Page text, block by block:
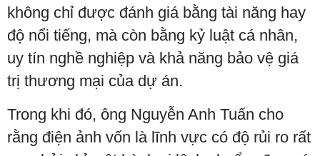
không chỉ được đánh giá bằng tài năng hay
độ nổi tiếng, mà còn bằng kỷ luật cá nhân,
uy tín nghề nghiệp và khả năng bảo vệ giá
trị thương mại của dự án.
Trong khi đó, ông Nguyễn Anh Tuấn cho
rằng điện ảnh vốn là lĩnh vực có độ rủi ro rất